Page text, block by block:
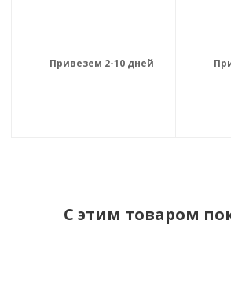
Привезем 2-10 дней
С этим товаром